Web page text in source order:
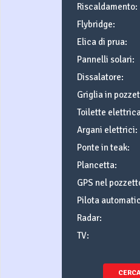
Riscaldamento:
Flybridge:
Elica di prua:
Pannelli solari:
Dissalatore:
Griglia in
Toilette
Argani elettrici:
Ponte in teak:
Plancetta:
GPS nel
Pilota
Radar:
TV: